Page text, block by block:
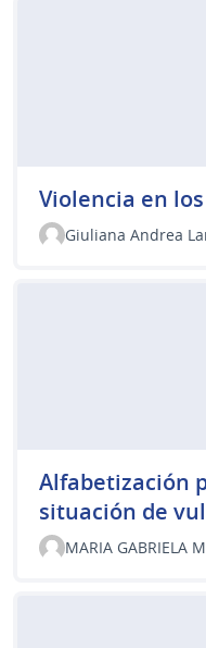
Violencia en
Giuliana Andrea
Alfabetización
situación de
MARIA GABRIELA